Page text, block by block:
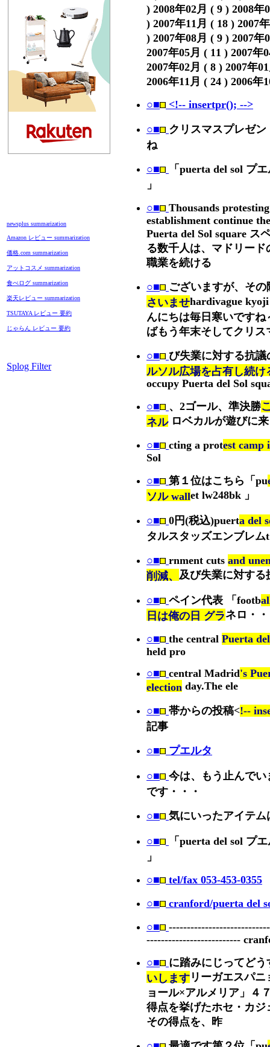
newsplus summarization
Amazon レビュー summarization
価格.com summarization
アットコスメ summarization
食べログ summarization
楽天レビュー summarization
TSUTAYA レビュー 要約
じゃらん レビュー 要約
Splog Filter
) 2008年02月 ( 9 ) 2008年
) 2007年11月 ( 18 ) 2007
) 2007年08月 ( 9 ) 2007年
2007年05月 ( 11 ) 2007年
2007年02月 ( 8 ) 2007年
2006年11月 ( 24 ) 2006年
○■ <!-- insertpr(); -->
○■ クリスマスプレゼ
ね
○■ 「puerta del sol プ
」
○■ Thousands
establishment continue
Puerta del Sol square ス
る数千人は、マドリー
職業を続ける
○■ ございますが、その
さいませhardivague
んにちは毎日寒いですね
ばもう年末そしてクリス
○■ び失業に対する抗議
ルソル広場を占有し続け
occupy Puerta del Sol
○■ 、2ゴール、準決勝
ネルロベカルが遊びに来
○■
cting a protest camp
Sol
○■ 第１位はこちら「pu
ソル wallet lw248bk 」
○■ 0円(税込)puerta del
タルスタッズエンブレム
○■ rnment cuts and
削減、 及び失業に対する
○■ ペイン代表 「footb
日は俺の日 グラネロ・
○■
the central Puerta
held pro
○■ central Madrid's
election day.The ele
○■ 帯からの投稿<!--
記事
○■ プエルタ
○■ 今は、もう止んで
です・・・
○■ 気にいったアイテム
○■ 「puerta del sol プ
」
○■
tel/fax 053-453-0355
○■
cranford/puerta del
○■
--------------------------
○■ に踏みにじってどう
いします リーガエスパ
ョール×アルメリア」４
得点を挙げたホセ・カ
その得点を、昨